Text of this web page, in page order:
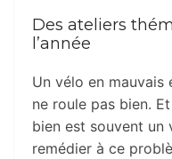
Des ateliers
l’année
Un vélo en
ne roule pas bien.
bien est souvent un
remédier à ce